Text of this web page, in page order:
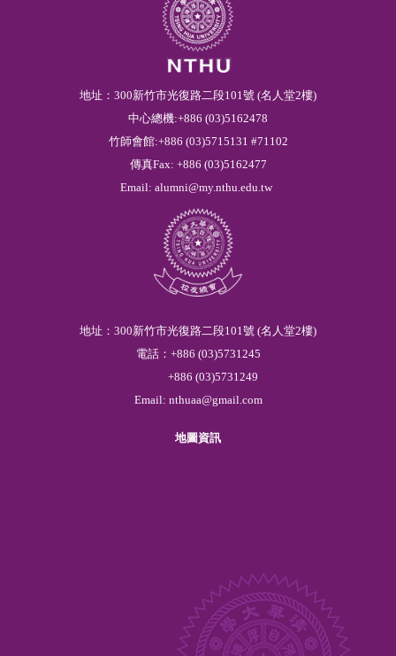
地址：300新竹市光復路二段101號 (名人堂2樓)
中心總機:+886 (03)5162478
竹師會館:+886 (03)5715131 #71102
傳真Fax: +886 (03)5162477
Email: alumni@my.nthu.edu.tw
地址：300新竹市光復路二段101號 (名人堂2樓)
電話： +886 (03)5731245
+886 (03)5731249
Email: nthuaa@gmail.com
地圖資訊